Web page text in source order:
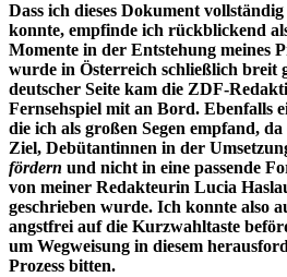
Dass ich dieses Dokument
konnte, empfinde ich rückblickend
Momente in der Entstehung meines
wurde in Österreich schließlich breit
deutscher Seite kam die ZDF-
Fernsehspiel mit an Bord. Ebenfalls
die ich als großen Segen empfand,
Ziel, Debütantinnen in der
fördern und nicht in eine passende
von meiner Redakteurin Lucia
geschrieben wurde. Ich konnte also
angstfrei auf die Kurzwahltaste
um Wegweisung in diesem
Prozess bitten.